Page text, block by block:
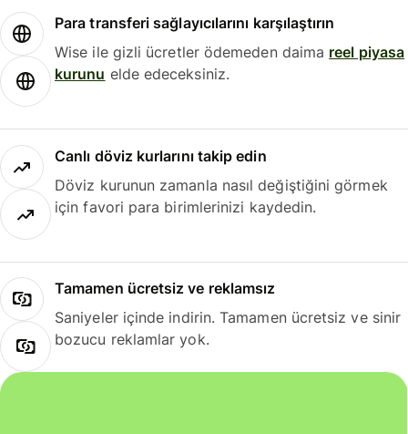
Para transferi sağlayıcılarını karşılaştırın
Wise ile gizli ücretler ödemeden daima reel piyasa
kurunu elde edeceksiniz.
Canlı döviz kurlarını takip edin
Döviz kurunun zamanla nasıl değiştiğini görmek
için favori para birimlerinizi kaydedin.
Tamamen ücretsiz ve reklamsız
Saniyeler içinde indirin. Tamamen ücretsiz ve sinir
bozucu reklamlar yok.